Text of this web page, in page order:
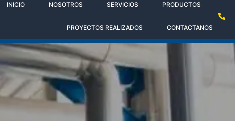
INICIO NOSOTROS SERVICIOS PRODUCTOS
PROYECTOS REALIZADOS CONTACTANOS